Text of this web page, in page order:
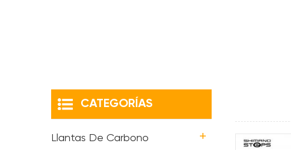
CATEGORÍAS
Llantas De Carbono